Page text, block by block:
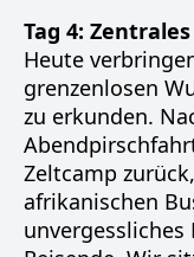
Tag 4:
Heute
grenzenlosen
zu erkunden.
Zeltcamp
afrikanischen